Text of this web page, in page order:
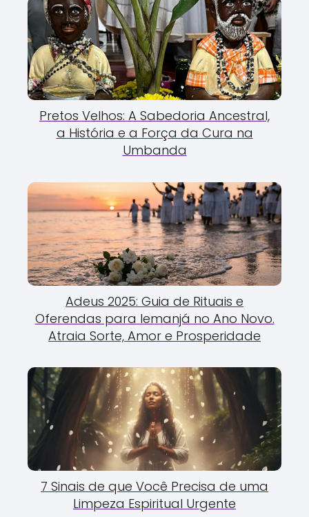
Pretos Velhos: A Sabedoria Ancestral,
a História e a Força da Cura na
Umbanda
Adeus 2025: Guia de Rituais e
Oferendas para Iemanjá no Ano Novo.
Atraia Sorte, Amor e Prosperidade
7 Sinais de que Você Precisa de uma
Limpeza Espiritual Urgente